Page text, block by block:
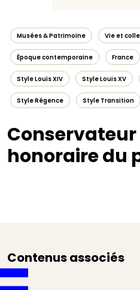
Musées & Patrimoine Vie et
Époque contemporaine France
Style Louis XIV Style Louis XV
Style Régence Style Transition
honoraire du
Contenus associés